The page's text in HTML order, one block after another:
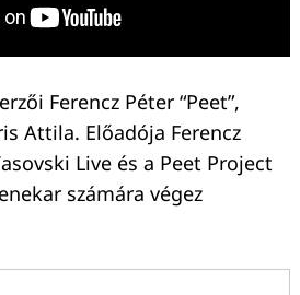
Ferencz Péter “Peet”,
Attila. Előadója Ferencz
Live és a Peet Project
számára végez